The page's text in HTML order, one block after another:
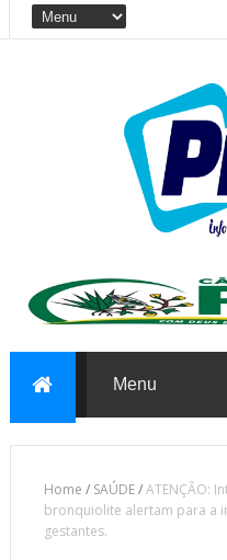
Home / SAÚDE/ATENÇÃO:
bronquiolite alertam para a
gestantes.